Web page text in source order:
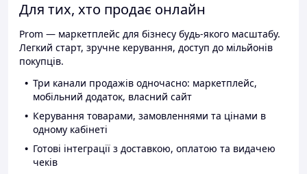
Для тих, хто продає онлайн
Prom — маркетплейс для бізнесу будь-якого масштабу.
Легкий старт, зручне керування, доступ до мільйонів
покупців.
Три канали продажів одночасно: маркетплейс,
мобільний додаток, власний сайт
Керування товарами, замовленнями та цінами в
одному кабінеті
Готові інтеграції з доставкою, оплатою та видачею
чеків